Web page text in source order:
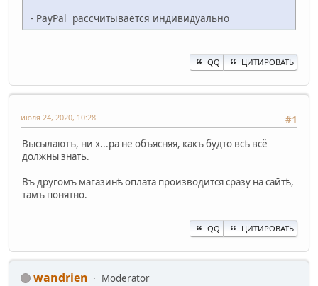
- PayPal рассчитывается индивидуально
QQ ЦИТИРОВАТЬ
#1
июля 24, 2020, 10:28
Высылаютъ, ни х...ра не объясняя, какъ будто всѣ всё
должны знать.
Въ другомъ магазинѣ оплата производится сразу на сайтѣ,
тамъ понятно.
QQ ЦИТИРОВАТЬ
wandrien
Moderator